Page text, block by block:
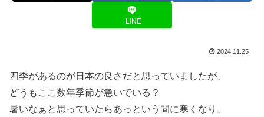
LINE
2024.11.25
四季があるのが日本の良さだと思っていましたが、
どうもここ数年季節が急いでいる？
暑いなぁと思っていたらあっという間に寒くなり、